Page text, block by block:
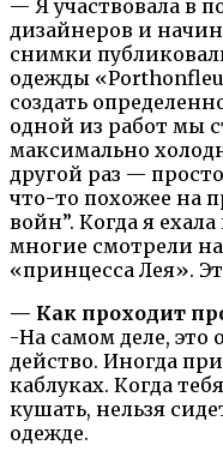
— Я участвовала в
дизайнеров и
снимки
одежды
создать
одной из работ мы
максимально
другой раз —
что-то похожее на
войн”. Когда я
многие смотрели
«принцесса Лея».
— Как проходит
-На самом деле,
действо. Иногда
каблуках. Когда
кушать, нельзя
одежде.